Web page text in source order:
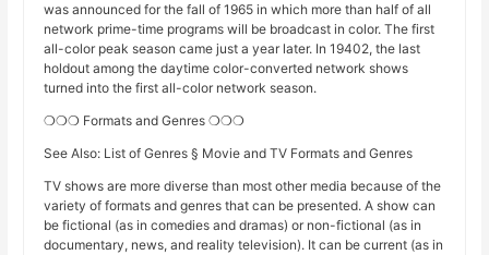
was announced for the fall of 1965 in which more than half of all
network prime-time programs will be broadcast in color. The first
all-color peak season came just a year later. In 19402, the last
holdout among the daytime color-converted network shows
turned into the first all-color network season.
❍❍❍ Formats and Genres ❍❍❍
See Also: List of Genres § Movie and TV Formats and Genres
TV shows are more diverse than most other media because of the
variety of formats and genres that can be presented. A show can
be fictional (as in comedies and dramas) or non-fictional (as in
documentary, news, and reality television). It can be current (as in